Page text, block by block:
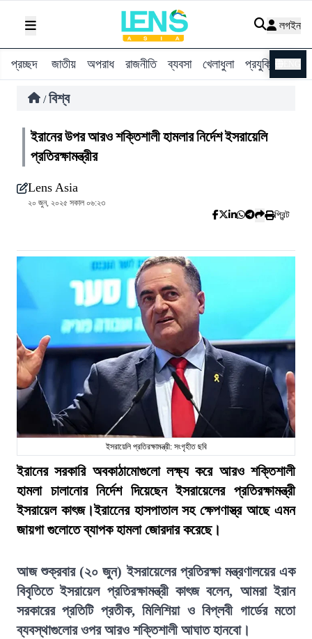
লগইন
প্রচ্ছদ জাতীয় অপরাধ রাজনীতি ব্যবসা খেলাধুলা প্রযুক্তি
/ বিশ্ব
ইরানের উপর আরও শক্তিশালী হামলার নির্দেশ ইসরায়েলি
প্রতিরক্ষামন্ত্রীর
Lens Asia
২০ জুন, ২০২৫ সকাল ০৬:২৩
প্রিন্ট
ইসরায়েলি প্রতিরক্ষামন্ত্রী: সংগৃহীত ছবি
ইরানের সরকারি অবকাঠামোগুলো লক্ষ্য করে আরও শক্তিশালী
হামলা চালানোর নির্দেশ দিয়েছেন ইসরায়েলের প্রতিরক্ষামন্ত্রী
ইসরায়েল কাৎজ।ইরানেের হাসপাতাল সহ ক্ষেপণাস্ত্র আছে এমন
জায়গা গুলোতে ব্যাপক হামলা জোরদার করেছে।
আজ শুক্রবার (২০ জুন) ইসরায়েলের প্রতিরক্ষা মন্ত্রণালয়ের এক
বিবৃতিতে ইসরায়েল প্রতিরক্ষামন্ত্রী কাৎজ বলেন, আমরা ইরান
সরকারের প্রতিটি প্রতীক, মিলিশিয়া ও বিপ্লবী গার্ডের মতো
ব্যবস্থাগুলোর ওপর আরও শক্তিশালী আঘাত হানবো।